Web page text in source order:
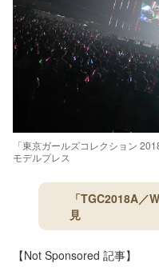
「東京ガールズコレクション
モデルプレス
「TGC2018A／
見
【Not Sponsored 記事】